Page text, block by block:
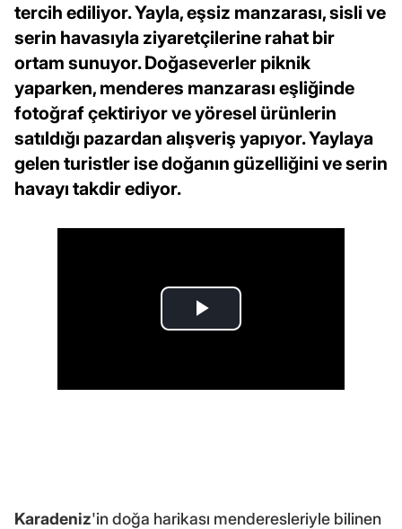
tercih ediliyor. Yayla, eşsiz manzarası, sisli ve
serin havasıyla ziyaretçilerine rahat bir
ortam sunuyor. Doğaseverler piknik
yaparken, menderes manzarası eşliğinde
fotoğraf çektiriyor ve yöresel ürünlerin
satıldığı pazardan alışveriş yapıyor. Yaylaya
gelen turistler ise doğanın güzelliğini ve serin
havayı takdir ediyor.
Karadeniz'in doğa harikası menderesleriyle bilinen